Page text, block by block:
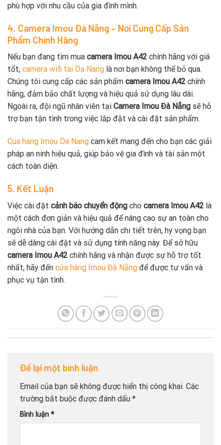
phù hợp với nhu cầu của gia đình mình.
4. Camera Imou Đà Nẵng – Nơi Cung Cấp Sản
Phẩm Chính Hãng
Nếu bạn đang tìm mua camera Imou A42 chính hãng với giá
tốt, camera wifi tai Da Nang là nơi bạn không thể bỏ qua.
Chúng tôi cung cấp các sản phẩm camera Imou A42 chính
hãng, đảm bảo chất lượng và hiệu quả sử dụng lâu dài.
Ngoài ra, đội ngũ nhân viên tại Camera Imou Đà Nẵng sẽ hỗ
trợ bạn tận tình trong việc lắp đặt và cài đặt sản phẩm.
Cua hang Imou Da Nang cam kết mang đến cho bạn các giải
pháp an ninh hiệu quả, giúp bảo vệ gia đình và tài sản một
cách toàn diện.
5. Kết Luận
Việc cài đặt cảnh báo chuyển động cho camera Imou A42 là
một cách đơn giản và hiệu quả để nâng cao sự an toàn cho
ngôi nhà của bạn. Với hướng dẫn chi tiết trên, hy vọng bạn
sẽ dễ dàng cài đặt và sử dụng tính năng này. Để sở hữu
camera Imou A42 chính hãng và nhận được sự hỗ trợ tốt
nhất, hãy đến cửa hàng Imou Đà Nẵng để được tư vấn và
phục vụ tận tình.
Để lại một bình luận
Email của bạn sẽ không được hiển thị công khai. Các
trường bắt buộc được đánh dấu *
Bình luận *